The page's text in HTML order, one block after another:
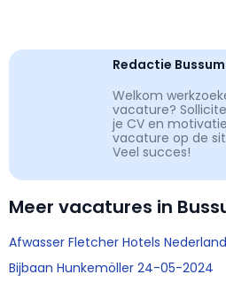
Redactie
Welkom
vacature?
je CV en
vacature op de
Veel succes!
Meer vacatures in
Afwasser Fletcher Hotels
Bijbaan Hunkemöller 24-05-2024